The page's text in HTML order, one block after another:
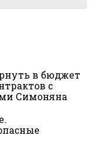
в бюджет
с
Симоняна